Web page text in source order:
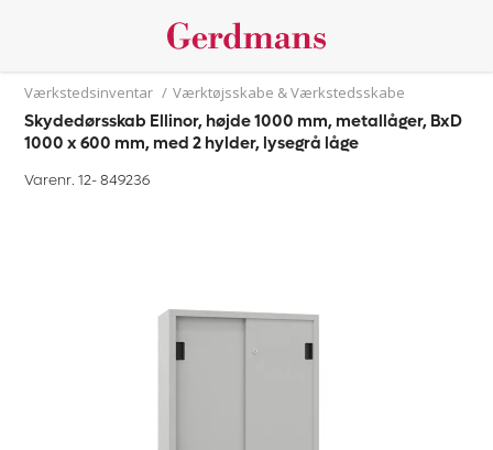
Værkstedsinventar / Værktøjsskabe & Værkstedsskabe
Skydedørsskab Ellinor, højde 1000 mm, metallåger, BxD
1000 x 600 mm, med 2 hylder, lysegrå låge
Varenr. 12-849236